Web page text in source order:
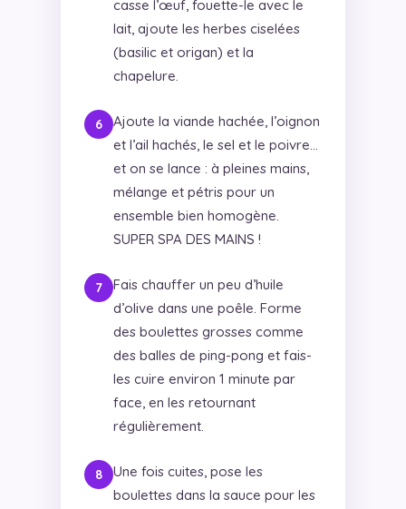
casse l’œuf, fouette-le avec le
lait, ajoute les herbes ciselées
(basilic et origan) et la
chapelure.
Ajoute la viande hachée, l’oignon
et l’ail hachés, le sel et le poivre…
et on se lance : à pleines mains,
mélange et pétris pour un
ensemble bien homogène.
SUPER SPA DES MAINS !
Fais chauffer un peu d’huile
d’olive dans une poêle. Forme
des boulettes grosses comme
des balles de ping-pong et fais-
les cuire environ 1 minute par
face, en les retournant
régulièrement.
Une fois cuites, pose les
boulettes dans la sauce pour les